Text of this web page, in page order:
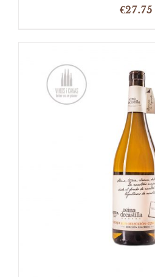
€27.75
DETAILS